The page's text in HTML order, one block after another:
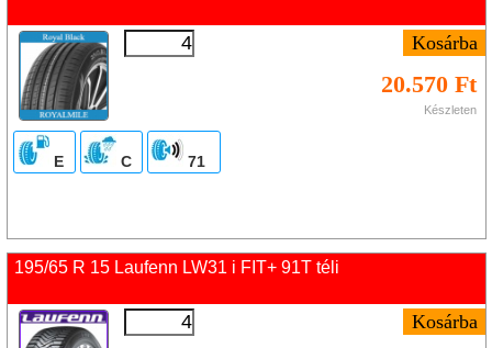
20.570 Ft
Készleten
E C 71
195/65 R 15 Laufenn LW31 i FIT+ 91T téli